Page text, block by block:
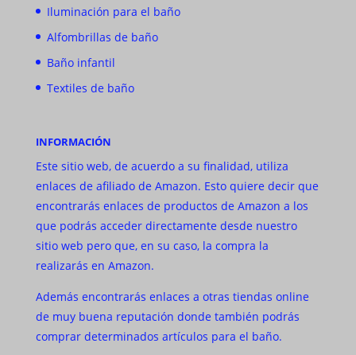
Iluminación para el baño
Alfombrillas de baño
Baño infantil
Textiles de baño
INFORMACIÓN
Este sitio web, de acuerdo a su finalidad, utiliza
enlaces de afiliado de Amazon. Esto quiere decir que
encontrarás enlaces de productos de Amazon a los
que podrás acceder directamente desde nuestro
sitio web pero que, en su caso, la compra la
realizarás en Amazon.
Además encontrarás enlaces a otras tiendas online
de muy buena reputación donde también podrás
comprar determinados artículos para el baño.